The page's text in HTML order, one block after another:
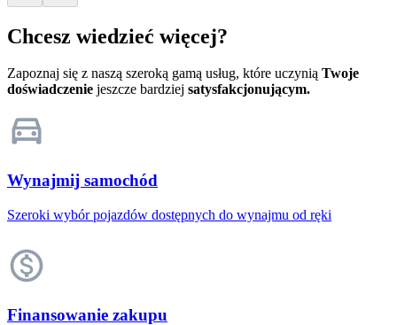
Chcesz wiedzieć więcej?
Zapoznaj się z naszą szeroką gamą usług, które uczynią Twoje
doświadczenie jeszcze bardziej satysfakcjonującym.
Wynajmij samochód
Szeroki wybór pojazdów dostępnych do wynajmu od ręki
Finansowanie zakupu